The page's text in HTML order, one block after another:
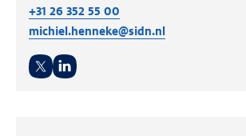
+31 26 352 55 00
michiel.henneke@sidn.nl